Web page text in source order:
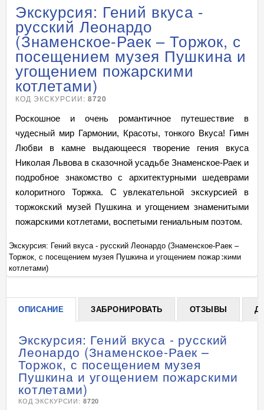
Экскурсия: Гений вкуса -
русский Леонардо
(Знаменское-Раек – Торжок, с
посещением музея Пушкина и
угощением пожарскими
котлетами)
КОД ЭКСКУРСИИ:8720
Роскошное и очень романтичное путешествие в
чудесный мир Гармонии, Красоты, тонкого Вкуса! Гимн
Любви в камне выдающееся творение гения вкуса
Николая Львова в сказочной усадьбе Знаменское-Раек и
подробное знакомство с архитектурными шедеврами
колоритного Торжка. С увлекательной экскурсией в
торжокский музей Пушкина и угощением знаменитыми
пожарскими котлетами, воспетыми гениальным поэтом.
+
Экскурсия: Гений вкуса - русский Леонардо (Знаменское-Раек –
Торжок, с посещением музея Пушкина и угощением пожарскими
котлетами)
ОПИСАНИЕ ЗАБРОНИРОВАТЬ ОТЗЫВЫ
Экскурсия: Гений вкуса - русский
Леонардо (Знаменское-Раек –
Торжок, с посещением музея
Пушкина и угощением пожарскими
котлетами)
КОД ЭКСКУРСИИ: 8720